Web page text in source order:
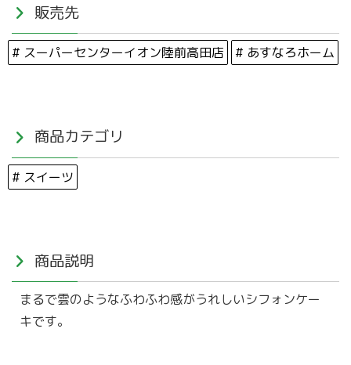
販売先
# スーパーセンターイオン陸前高田店 # あすなろホーム
商品カテゴリ
# スイーツ
商品説明
まるで雲のようなふわふわ感がうれしいシフォンケー
キです。